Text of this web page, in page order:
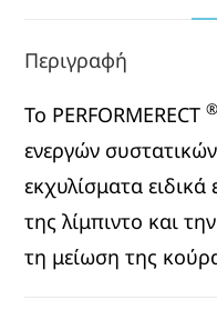
Περιγραφή
Το PERFORMERECT®
ενεργών
εκχυλίσματα
της λίμπιντο και
τη μείωση της